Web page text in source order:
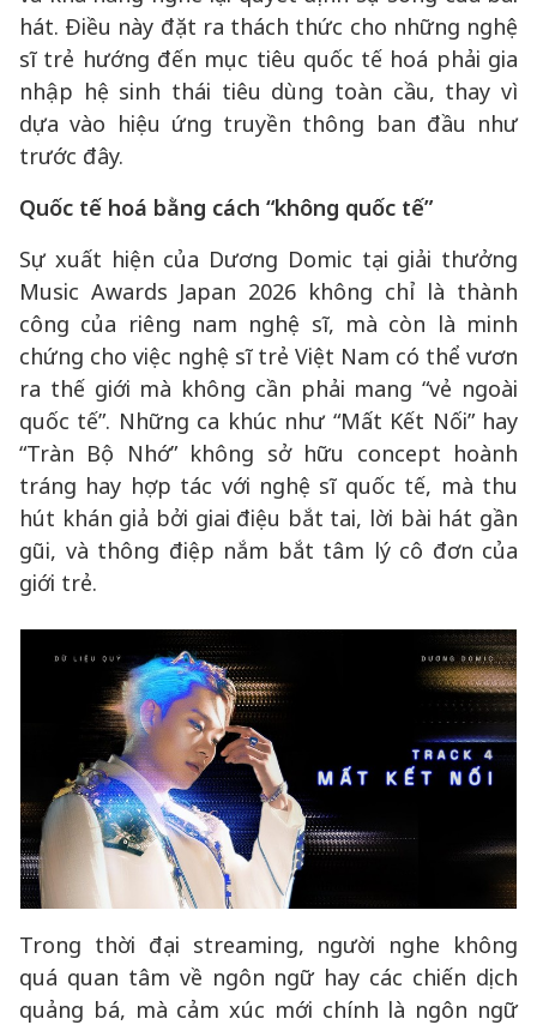
hát. Điều này đặt ra thách thức cho những nghệ
sĩ trẻ hướng đến mục tiêu quốc tế hoá phải gia
nhập hệ sinh thái tiêu dùng toàn cầu, thay vì
dựa vào hiệu ứng truyền thông ban đầu như
trước đây.
Quốc tế hoá bằng cách “không quốc tế”
Sự xuất hiện của Dương Domic tại giải thưởng
Music Awards Japan 2026 không chỉ là thành
công của riêng nam nghệ sĩ, mà còn là minh
chứng cho việc nghệ sĩ trẻ Việt Nam có thể vươn
ra thế giới mà không cần phải mang “vẻ ngoài
quốc tế”. Những ca khúc như “Mất Kết Nối” hay
“Tràn Bộ Nhớ” không sở hữu concept hoành
tráng hay hợp tác với nghệ sĩ quốc tế, mà thu
hút khán giả bởi giai điệu bắt tai, lời bài hát gần
gũi, và thông điệp nắm bắt tâm lý cô đơn của
giới trẻ.
Trong thời đại streaming, người nghe không
quá quan tâm về ngôn ngữ hay các chiến dịch
quảng bá, mà cảm xúc mới chính là ngôn ngữ